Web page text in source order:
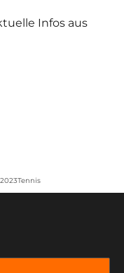
Infos aus